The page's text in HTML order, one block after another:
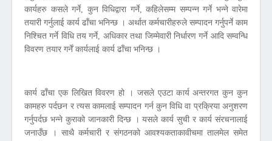
कार्यहरु कसले गर्ने, कुन विधिद्वारा गर्ने, कहिलेसम्म सम्पन्न गर्ने भन्ने वारेमा
तयारी गर्नुलाई कार्य ढाँचा भनिन्छ । अर्थात कर्मचारीहरुले सम्पादन गर्नुपर्ने काम
निश्चित गर्ने विधि तय गर्ने, अधिकार तथा जिम्मेवारी निर्धारण गर्ने आदि सम्वन्धि
विवरण तयार गर्नें कार्यलाई कार्य ढाँचा भनिन्छ ।
कार्य ढाँचा एक लिखित विवरण हो । जसले एउटा कार्य अन्तरगत कुन कुन
कामहरु पर्दछन र त्यस कामलाई सम्पादन गर्न कुन विधि वा प्रक्रिया अनुशरण
गर्नुपर्दछ भन्ने कुराको जानकारी दिन्छ । यसले कार्य सुची र कार्य संरचनालाई
जनाउँछ । साथै कर्मचारी र संगठनको आवश्यकताकावीचमा तालमेल समेत